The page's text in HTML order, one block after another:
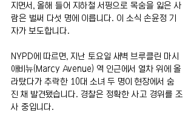
지면서, 올해 들어 지하철 서핑으로 목숨을 잃은 사
람은 벌써 다섯 명에 이릅니다. 이 소식 손윤정 기
자가 보도합니다.
NYPD에 따르면, 지난 토요일 새벽 브루클린 마시
애비뉴(Marcy Avenue) 역 인근에서 열차 위에 올
라탔다가 추락한 10대 소녀 두 명이 현장에서 숨
진 채 발견됐습니다. 경찰은 정확한 사고 경위를 조
사 중입니다.